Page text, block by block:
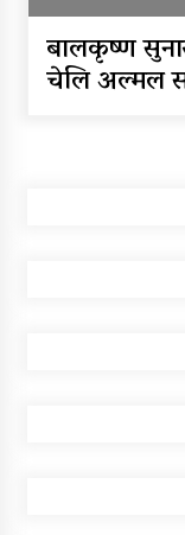
बालकृष्ण
चेलि अल्मल